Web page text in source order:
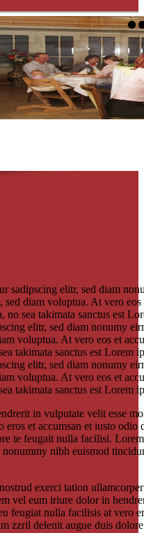
sadipscing elitr, sed diam
diam voluptua. At vero
no sea takimata sanctus est
elitr, sed diam nonumy
voluptua. At vero eos et
takimata sanctus est Lorem
elitr, sed diam nonumy
voluptua. At vero eos et
takimata sanctus est Lorem
in vulputate velit esse
et accumsan et iusto odio
te feugait nulla facilisi.
nibh euismod
exerci tation
vel eum iriure dolor in
feugiat nulla facilisis at vero
zzril delenit augue duis